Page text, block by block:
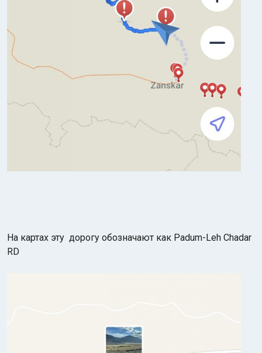
На картах эту дорогу обозначают как Padum-Leh Chadar
RD